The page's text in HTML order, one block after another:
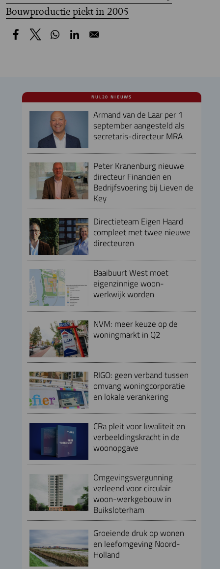
Bouwproductie piekt in 2005
NUL20 NIEUWS
Armand van de Laar per 1
september aangesteld als
secretaris-directeur MRA
Peter Kranenburg nieuwe
directeur Financiën en
Bedrijfsvoering bij Lieven de
Key
Directieteam Eigen Haard
compleet met twee nieuwe
directeuren
Baaibuurt West moet
eigenzinnige woon-
werkwijk worden
NVM: meer keuze op de
woningmarkt in Q2
RIGO: geen verband tussen
omvang woningcorporatie
en lokale verankering
CRa pleit voor kwaliteit en
verbeeldingskracht in de
woonopgave
Omgevingsvergunning
verleend voor circulair
woon-werkgebouw in
Buiksloterham
Groeiende druk op wonen
en leefomgeving Noord-
Holland